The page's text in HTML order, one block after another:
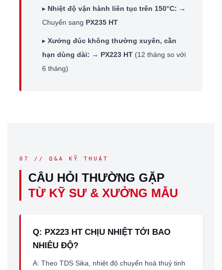
▸ Nhiệt độ vận hành liên tục trên 150°C: →
Chuyển sang PX235 HT
▸Xưởng đúc không thường xuyên, cần
hạn dùng dài: → PX223 HT (12 tháng so với
6 tháng)
07 // Q&A KỸ THUẬT
CÂU HỎI THƯỜNG GẶP
TỪ KỸ SƯ & XƯỞNG MẪU
Q: PX223 HT CHỊU NHIỆT TỚI BAO
NHIÊU ĐỘ?
A: Theo TDS Sika, nhiệt độ chuyển hoá thuỷ tinh